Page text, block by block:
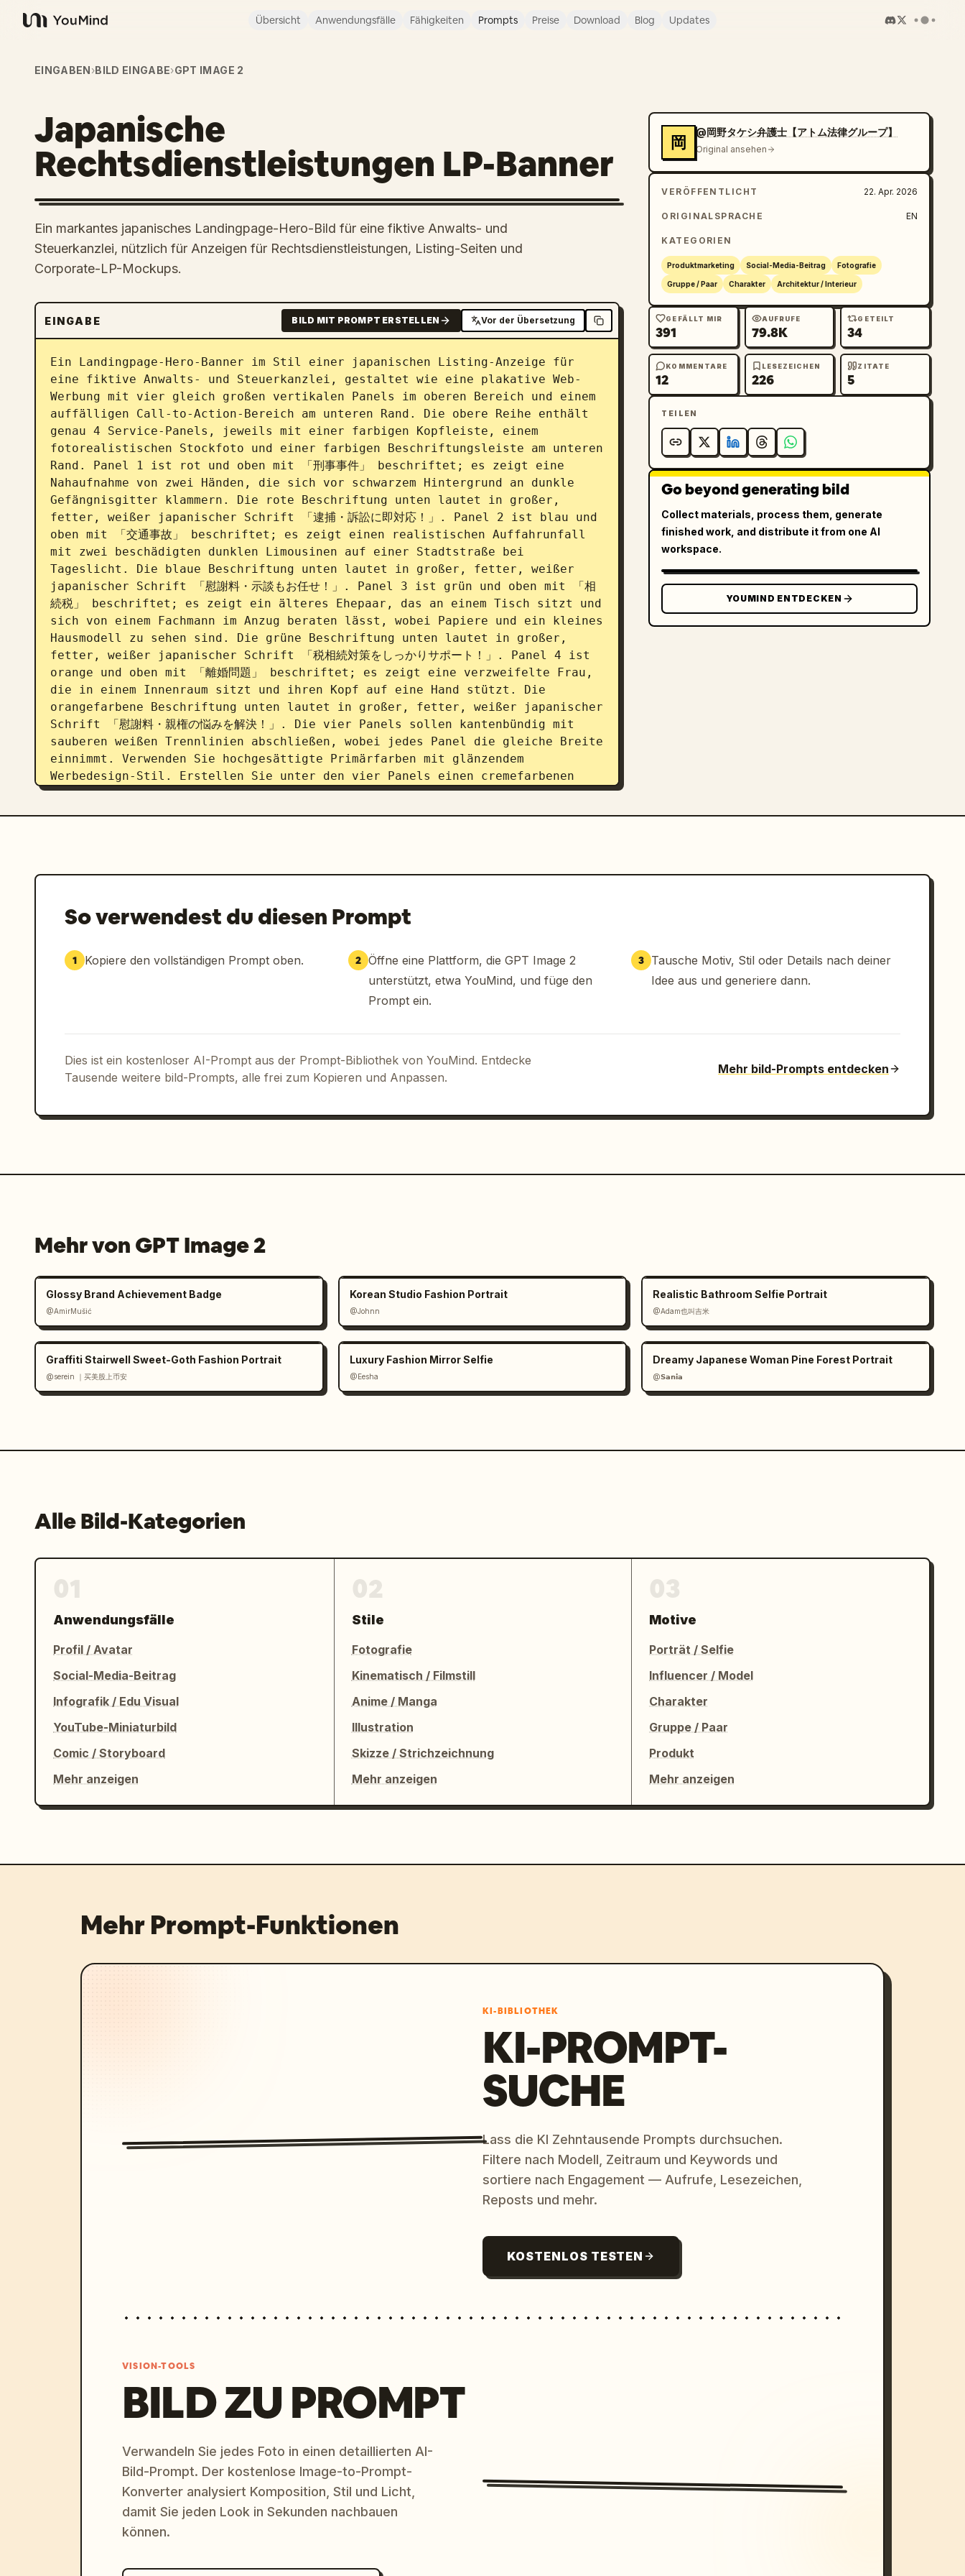
YouMind
Übersicht Anwendungsfälle Fähigkeiten Prompts Preise Download Blog Updates
EINGABEN›BILD EINGABE›GPT IMAGE 2
Japanische
Rechtsdienstleistungen LP-Banner
Ein markantes japanisches Landingpage-Hero-Bild für eine fiktive Anwalts- und
Steuerkanzlei, nützlich für Anzeigen für Rechtsdienstleistungen, Listing-Seiten und
Corporate-LP-Mockups.
EINGABE BILD MIT PROMPT ERSTELLEN Vor der Übersetzung
Ein Landingpage-Hero-Banner im Stil einer japanischen Listing-Anzeige für
eine fiktive Anwalts- und Steuerkanzlei, gestaltet wie eine plakative Web-
Werbung mit vier gleich großen vertikalen Panels im oberen Bereich und einem
auffälligen Call-to-Action-Bereich am unteren Rand. Die obere Reihe enthält
genau 4 Service-Panels, jeweils mit einer farbigen Kopfleiste, einem
fotorealistischen Stockfoto und einer farbigen Beschriftungsleiste am unteren
Rand. Panel 1 ist rot und oben mit 「刑事事件」 beschriftet; es zeigt eine
Nahaufnahme von zwei Händen, die sich vor schwarzem Hintergrund an dunkle
Gefängnisgitter klammern. Die rote Beschriftung unten lautet in großer,
fetter, weißer japanischer Schrift 「逮捕・訴訟に即対応！」. Panel 2 ist blau und
oben mit 「交通事故」 beschriftet; es zeigt einen realistischen Auffahrunfall
mit zwei beschädigten dunklen Limousinen auf einer Stadtstraße bei
Tageslicht. Die blaue Beschriftung unten lautet in großer, fetter, weißer
japanischer Schrift 「慰謝料・示談もお任せ！」. Panel 3 ist grün und oben mit 「相
続税」 beschriftet; es zeigt ein älteres Ehepaar, das an einem Tisch sitzt und
sich von einem Fachmann im Anzug beraten lässt, wobei Papiere und ein kleines
Hausmodell zu sehen sind. Die grüne Beschriftung unten lautet in großer,
fetter, weißer japanischer Schrift 「税相続対策をしっかりサポート！」. Panel 4 ist
orange und oben mit 「離婚問題」 beschriftet; es zeigt eine verzweifelte Frau,
die in einem Innenraum sitzt und ihren Kopf auf eine Hand stützt. Die
orangefarbene Beschriftung unten lautet in großer, fetter, weißer japanischer
Schrift 「慰謝料・親権の悩みを解決！」. Die vier Panels sollen kantenbündig mit
sauberen weißen Trennlinien abschließen, wobei jedes Panel die gleiche Breite
einnimmt. Verwenden Sie hochgesättigte Primärfarben mit glänzendem
Werbedesign-Stil. Erstellen Sie unter den vier Panels einen cremefarbenen
oder hellbeigen Hintergrundbereich für die Fußzeile. Platzieren Sie auf der
abgerundeten rechteckigen Button mit hellem Farbverlauf und weißer, fetter
」. Der Gesamtstil sollte wie das
Hauptvisual einer japanischen LP für Rechts- und Steuerberatung aus einer
Listing-Anzeige wirken: seriös, dringlich, vertrauenswürdig, kommerziell,
fotobasiert, sauberes Raster-Layout, plakative Typografie, hoher Kontrast und
realistische Komposition in Broschürenqualität.
岡
@岡野タケシ弁護士【アトム法律グループ】
Original ansehen
VERÖFFENTLICHT 22. Apr. 2026
ORIGINALSPRACHE EN
KATEGORIEN
Produktmarketing Social-Media-Beitrag Fotografie
Gruppe / Paar Charakter Architektur / Interieur
GEFÄLLT MIR
391
AUFRUFE
79.8K
GETEILT
34
KOMMENTARE
12
LESEZEICHEN
226
ZITATE
5
TEILEN
Go beyond generating bild
Collect materials, process them, generate
finished work, and distribute it from one AI
workspace.
YOUMIND ENTDECKEN
So verwendest du diesen Prompt
1 Kopiere den vollständigen Prompt oben. 2 Öffne eine Plattform, die GPT Image 2
unterstützt, etwa YouMind, und füge den
Prompt ein.
3
Tausche Motiv, Stil oder Details nach deiner
Idee aus und generiere dann.
Dies ist ein kostenloser AI-Prompt aus der Prompt-Bibliothek von YouMind. Entdecke
Tausende weitere bild-Prompts, alle frei zum Kopieren und Anpassen.
Mehr bild-Prompts entdecken
Mehr von GPT Image 2
Glossy Brand Achievement Badge
@AmirMušić
Korean Studio Fashion Portrait
@Johnn
Realistic Bathroom Selfie Portrait
@Adam也叫吉米
Graffiti Stairwell Sweet-Goth Fashion Portrait
@serein ｜买美股上币安
Luxury Fashion Mirror Selfie
@Eesha
Dreamy Japanese Woman Pine Forest Portrait
@𝗦𝗮𝗻𝗶𝗮
Alle Bild-Kategorien
Anwendungsfälle
Profil / Avatar
Social-Media-Beitrag
Infografik / Edu Visual
YouTube-Miniaturbild
Comic / Storyboard
Mehr anzeigen
Stile
Fotografie
Kinematisch / Filmstill
Anime / Manga
Illustration
Skizze / Strichzeichnung
Mehr anzeigen
Motive
Porträt / Selfie
Influencer / Model
Charakter
Gruppe / Paar
Produkt
Mehr anzeigen
Mehr Prompt-Funktionen
KI-BIBLIOTHEK
KI-PROMPT-
SUCHE
Lass die KI Zehntausende Prompts durchsuchen.
Filtere nach Modell, Zeitraum und Keywords und
sortiere nach Engagement — Aufrufe, Lesezeichen,
Reposts und mehr.
KOSTENLOS TESTEN
VISION-TOOLS
BILD ZU PROMPT
Verwandeln Sie jedes Foto in einen detaillierten AI-
Bild-Prompt. Der kostenlose Image-to-Prompt-
Konverter analysiert Komposition, Stil und Licht,
damit Sie jeden Look in Sekunden nachbauen
können.